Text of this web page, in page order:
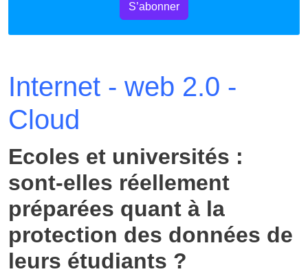
S’abonner
Internet - web 2.0 -
Cloud
Ecoles et universités :
sont-elles réellement
préparées quant à la
protection des données de
leurs étudiants ?